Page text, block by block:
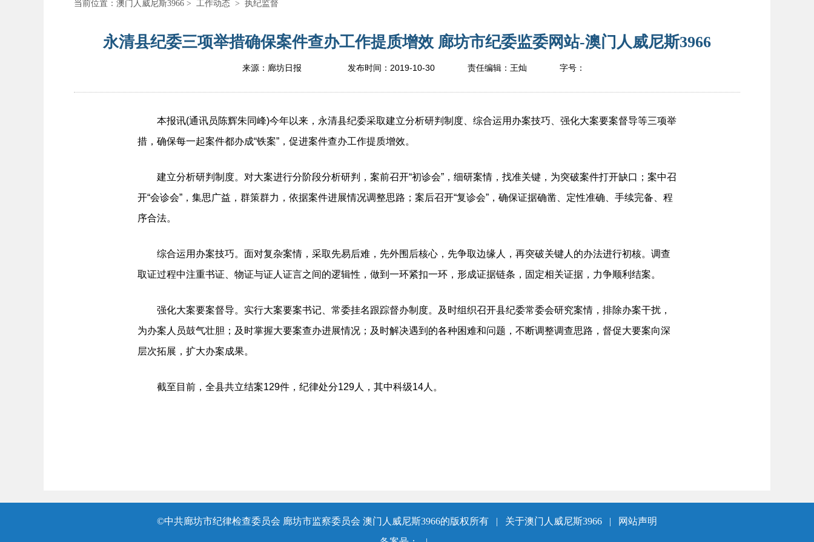
当前位置： 澳门人威尼斯3966 > 工作动态 > 执纪监督
永清县纪委三项举措确保案件查办工作提质增效 廊坊市纪委监委网站-澳门人威尼斯3966
来源：廊坊日报 发布时间： 2019-10-30 责任编辑： 王灿 字号：
本报讯(通讯员陈辉朱同峰)今年以来，永清县纪委采取建立分析研判制度、综合运用办案技巧、强化大案要案督导等三项举
措，确保每一起案件都办成“铁案”，促进案件查办工作提质增效。
建立分析研判制度。对大案进行分阶段分析研判，案前召开“初诊会”，细研案情，找准关键，为突破案件打开缺口；案中召
开“会诊会”，集思广益，群策群力，依据案件进展情况调整思路；案后召开“复诊会”，确保证据确凿、定性准确、手续完备、程
序合法。
综合运用办案技巧。面对复杂案情，采取先易后难，先外围后核心，先争取边缘人，再突破关键人的办法进行初核。调查
取证过程中注重书证、物证与证人证言之间的逻辑性，做到一环紧扣一环，形成证据链条，固定相关证据，力争顺利结案。
强化大案要案督导。实行大案要案书记、常委挂名跟踪督办制度。及时组织召开县纪委常委会研究案情，排除办案干扰，
为办案人员鼓气壮胆；及时掌握大要案查办进展情况；及时解决遇到的各种困难和问题，不断调整调查思路，督促大要案向深
层次拓展，扩大办案成果。
截至目前，全县共立结案129件，纪律处分129人，其中科级14人。
©中共廊坊市纪律检查委员会 廊坊市监察委员会 澳门人威尼斯3966的版权所有 | 关于澳门人威尼斯3966 |
网站声明